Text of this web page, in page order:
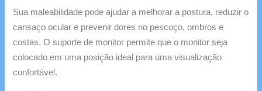
Sua maleabilidade pode ajudar a melhorar a postura, reduzir o
cansaço ocular e prevenir dores no pescoço, ombros e
costas. O suporte de monitor permite que o monitor seja
colocado em uma posição ideal para uma visualização
confortável.